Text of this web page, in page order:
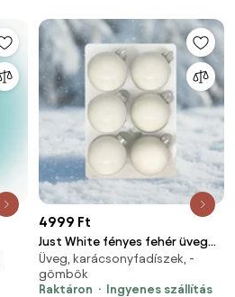
4999 Ft
Just White fényes fehér üveg
karácsonyi gömb szett 6*8cm
Üveg, karácsonyfadíszek, -
gömbök
Raktáron
Ingyenes szállítás